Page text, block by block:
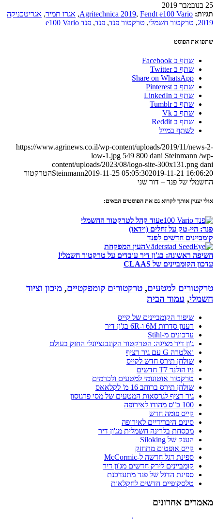
25 בנובמבר 2019
תגיות:
Agritechnica 2019, Fendt e100 Vario
, אגרו תמיר, אגריטכניקה
2019
, טרקטור חשמלי, טרקטור פנד, פנד, פנד e100 Vario
שתפו את הפוסט
שתף ב Facebook
שתף ב Twitter
Share on WhatsApp
שתף ב Pinterest
שתף ב LinkedIn
שתף ב Tumblr
שתף ב Vk
שתף ב Reddit
לשתף במייל
https://www.agrinews.co.il/wp-content/uploads/2019/11/news-2-
low-1.jpg 549 800 dani Steinmann /wp-
content/uploads/2023/08/logo-site-300x131.png dani
Steinmann2019-11-25 05:05:302019-11-21 16:06:20
הטרקטור
החשמלי של פנד – דור שני
אולי יעניין אותך לקרוא גם את הפוסטים הבאים:
עוד קהל לטרקטור החשמלי
פנד: היי-טק על זחלים (וידאו)
קומביינים חדשים לפנד
העין המפקחת
חשיפה ראשונה: בג'ון דיר עובדים על טרקטור חשמלי!
עדכון הקומביינים של CLAAS
טרקטורים למטעים, טרקטורים קומפקטיים, מיכון וציוד
חשמלי, עמוד הבית
שיפור הקומביינים של קייס
רענון סדרות 6M ו-6R בג'ון דיר
עדכונים מ-Stihl
ג'ון דיר מציגה: הטרקטור הקונבנציונלי החזק בעולם
ואלטרה G עם גיר רציף
שולחן תירס חדש לקייס
ניו הולנד T7 חדשים
טרקטור אוטונומי למטעים ולכרמים
שולחן תירס ברוחב 16 מ' לקלאאס
גיר רציף לגרסאות המטעים של מסי פרגוסון
100 כ"ס מהודו לאירופה
קייס פומה חדש
סינים היברידיים לאירופה
מכסחת בלרינה חשמלית מג'ון דיר
הענק של Siloking
קייס אופטום מתחזק
ספינת דגל חדשה ל-McCormic
קומביינים לירק חדשים מג'ון דיר
ספינת הדגל של פנד מתעדכנת
טלסקופיים חדשים לחקלאות
מאמרים אחרונים